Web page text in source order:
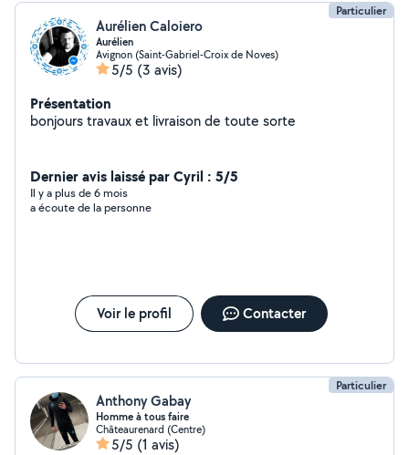
Particulier
Aurélien Caloiero
Aurélien
Avignon (Saint-Gabriel-Croix de Noves)
5/5 (3 avis)
Présentation
bonjours travaux et livraison de toute sorte
Dernier avis laissé par Cyril : 5/5
Il y a plus de 6 mois
a écoute de la personne
Voir le profil Contacter
Particulier
Anthony Gabay
Homme à tous faire
Châteaurenard (Centre)
5/5 (1 avis)